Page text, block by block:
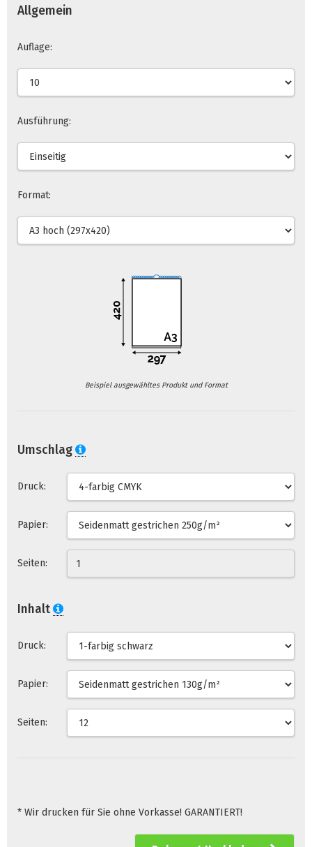
Allgemein
Auflage:
Ausführung:
Format:
Beispiel ausgewähltes Produkt und Format
Umschlag
Druck:
Papier:
Seiten:
Inhalt
Druck:
Papier:
Seiten:
* Wir drucken für Sie ohne Vorkasse! GARANTIERT!